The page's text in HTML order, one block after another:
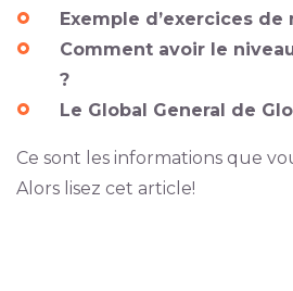
Exemple d’exercices de
Comment avoir le
?
Le Global General de
Ce sont les informations que
Alors lisez cet article!